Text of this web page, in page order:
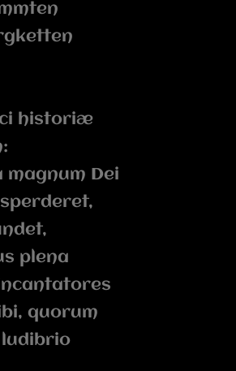
historiæ
Dei
plena
quorum
ludibrio